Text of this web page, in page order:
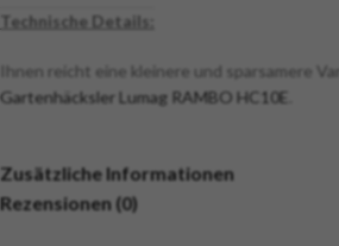
Technische Details:
Ihnen reicht eine kleinere und sparsamere
Gartenhäcksler Lumag RAMBO HC10E
Zusätzliche Informationen
Rezensionen (0)